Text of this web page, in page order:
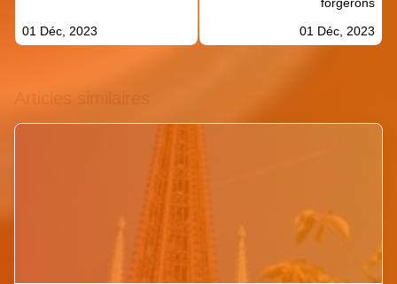
01 Déc, 2023
01 Déc, 2023
Articles similaires